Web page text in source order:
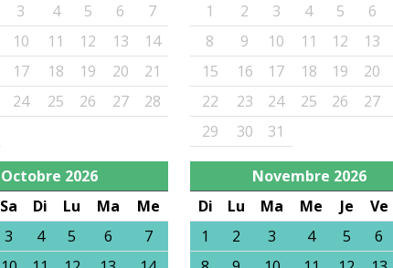
3 4 5 6
7
10 11 12 13
14
17 18 19 20
21
24 25 26 27
28
1
2 3 4 5 6
8
9 10 11 12 13
15
16 17 18 19 20
22
23 24 25 26 27
29
30 31
Octobre 2026
Sa Di Lu Ma
Me
3 4 5 6
7
Novembre 2026
Di
Lu Ma Me Je Ve
1
2 3 4 5 6